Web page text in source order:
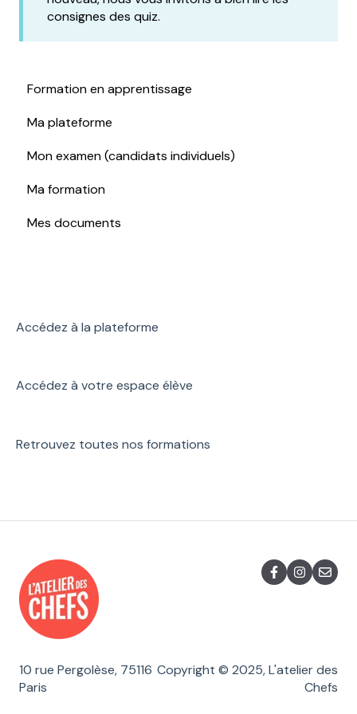
consignes des quiz.
Formation en apprentissage
Ma plateforme
Mon examen (candidats individuels)
Ma formation
Mes documents
Accédez à la plateforme
Accédez à votre espace élève
Retrouvez toutes nos formations
10 rue Pergolèse, 75116
Paris
Copyright © 2025, L'atelier des
Chefs